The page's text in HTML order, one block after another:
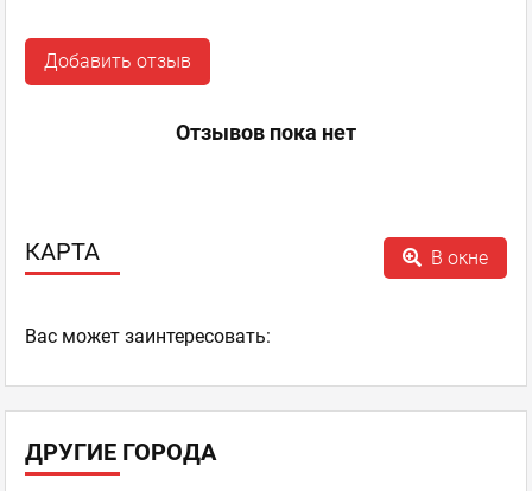
Добавить отзыв
Отзывов пока нет
КАРТА В окне
Ваc может заинтересовать:
ДРУГИЕ ГОРОДА